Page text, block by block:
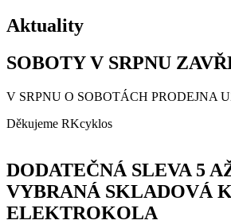
Aktuality
SOBOTY V SRPNU
V SRPNU O SOBOTÁCH PRODEJNA
Děkujeme RKcyklos
DODATEČNÁ SLEVA 5
VYBRANÁ SKLADOVÁ
ELEKTROKOLA